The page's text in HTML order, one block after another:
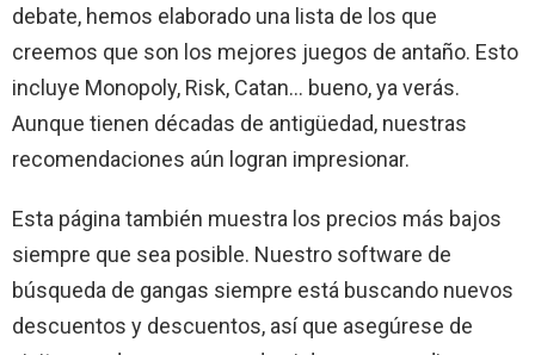
debate, hemos elaborado una lista de los que
creemos que son los mejores juegos de antaño. Esto
incluye Monopoly, Risk, Catan… bueno, ya verás.
Aunque tienen décadas de antigüedad, nuestras
recomendaciones aún logran impresionar.
Esta página también muestra los precios más bajos
siempre que sea posible. Nuestro software de
búsqueda de gangas siempre está buscando nuevos
descuentos y descuentos, así que asegúrese de